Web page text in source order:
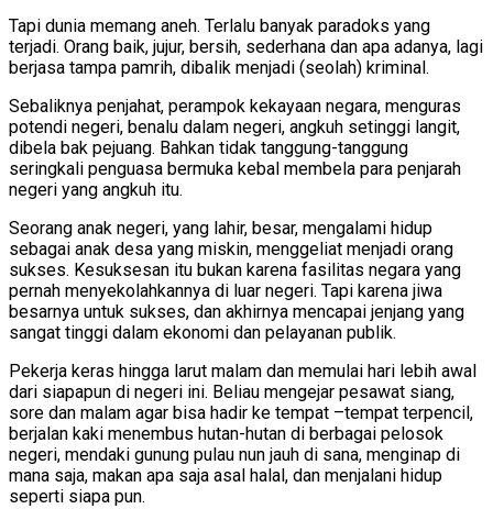
Tapi dunia memang aneh. Terlalu banyak paradoks yang
terjadi. Orang baik, jujur, bersih, sederhana dan apa adanya, lagi
berjasa tampa pamrih, dibalik menjadi (seolah) kriminal.
Sebaliknya penjahat, perampok kekayaan negara, menguras
potendi negeri, benalu dalam negeri, angkuh setinggi langit,
dibela bak pejuang. Bahkan tidak tanggung-tanggung
seringkali penguasa bermuka kebal membela para penjarah
negeri yang angkuh itu.
Seorang anak negeri, yang lahir, besar, mengalami hidup
sebagai anak desa yang miskin, menggeliat menjadi orang
sukses. Kesuksesan itu bukan karena fasilitas negara yang
pernah menyekolahkannya di luar negeri. Tapi karena jiwa
besarnya untuk sukses, dan akhirnya mencapai jenjang yang
sangat tinggi dalam ekonomi dan pelayanan publik.
Pekerja keras hingga larut malam dan memulai hari lebih awal
dari siapapun di negeri ini. Beliau mengejar pesawat siang,
sore dan malam agar bisa hadir ke tempat –tempat terpencil,
berjalan kaki menembus hutan-hutan di berbagai pelosok
negeri, mendaki gunung pulau nun jauh di sana, menginap di
mana saja, makan apa saja asal halal, dan menjalani hidup
seperti siapa pun.